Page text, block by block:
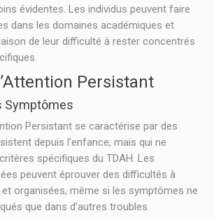
évidentes. Les individus peuvent faire
dans les domaines académiques et
de leur difficulté à rester concentrés
Persistant
Symptômes
Persistant se caractérise par des
depuis l’enfance, mais qui ne
spécifiques du TDAH. Les
peuvent éprouver des difficultés à
organisées, même si les symptômes ne
que dans d’autres troubles.